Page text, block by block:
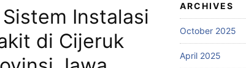
Instalasi
di Cijeruk
ARCHIVES
October 2025
April 2025